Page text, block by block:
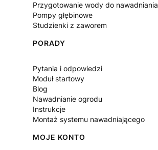
Przygotowanie wody do nawadniania
Pompy głębinowe
Studzienki z zaworem
PORADY
Pytania i odpowiedzi
Moduł startowy
Blog
Nawadnianie ogrodu
Instrukcje
Montaż systemu nawadniającego
MOJE KONTO